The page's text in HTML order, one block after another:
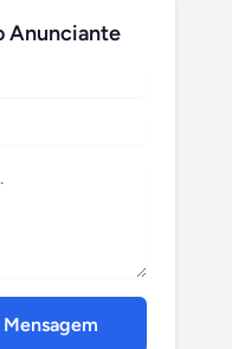
Anunciante
Mensagem